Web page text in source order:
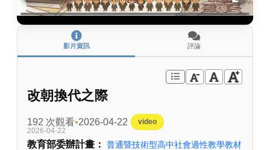
影片資訊 評論
改朝換代之際
192 次觀看 2026-04-22
video
2026-04-22
教育部委辦計畫：
普通暨技術型高中社會適性教學教材